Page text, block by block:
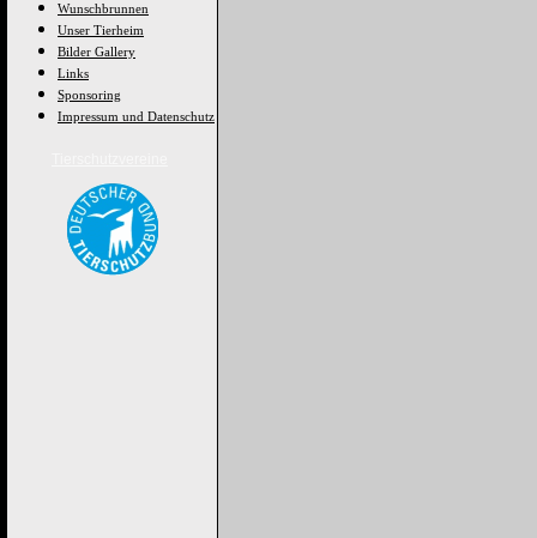
Wunschbrunnen
Unser Tierheim
Bilder Gallery
Links
Sponsoring
Impressum und Datenschutz